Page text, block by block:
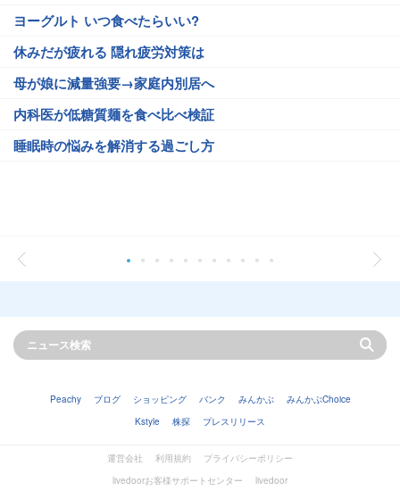
ヨーグルト いつ食べたらいい?
休みだが疲れる 隠れ疲労対策は
母が娘に減量強要→家庭内別居へ
内科医が低糖質麺を食べ比べ検証
睡眠時の悩みを解消する過ごし方
Peachy ブログ ショッピング バンク みんかぶ
みんかぶChoice
Kstyle
株探 プレスリリース
運営会社 利用規約
プライバシーポリシー
livedoorお客様サポートセンター
livedoor